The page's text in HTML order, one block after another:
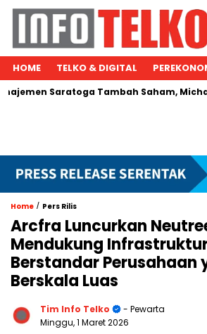
HOME TELKO & DIGITAL
Saratoga Tambah Saham, Michael
Home / Pers Rilis
Arcfra Luncurkan
Mendukung
Berstandar Perusahaan
Berskala Luas
Tim Info Telko
- Pewarta
Minggu, 1 Maret 2026